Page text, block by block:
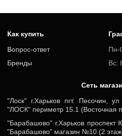
Как купить
Вопрос-ответ
Бренды
Пн-
Вс:
Cеть
"Лоск" г.Харьков пгт. Песочин,
"ЛОСК" периметр 15.1 (Восточная
"Барабашово" г.Харьков
"Барабашово" магазин №10 (2